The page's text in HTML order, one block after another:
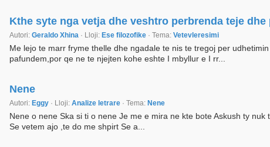
Kthe syte nga vetja dhe veshtro perbrenda teje
Autori: Geraldo Xhina · Lloji: Ese filozofike · Tema: Vetevleresimi
Me lejo te marr fryme thelle dhe ngadale te nis te tregoj per
pafundem,por qe ne te njejten kohe eshte I mbyllur e I rr...
Nene
Autori: Eggy · Lloji: Analize letrare · Tema: Nene
Nene o nene Ska si ti o nene Je me e mira ne kte bote Askush ty
Se vetem ajo ,te do me shpirt Se a...